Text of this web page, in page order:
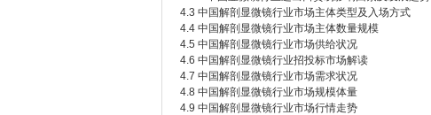
4.3 中国解剖显微镜行业市场主体类型及入场方式
4.4 中国解剖显微镜行业市场主体数量规模
4.5 中国解剖显微镜行业市场供给状况
4.6 中国解剖显微镜行业招投标市场解读
4.7 中国解剖显微镜行业市场需求状况
4.8 中国解剖显微镜行业市场规模体量
4.9 中国解剖显微镜行业市场行情走势